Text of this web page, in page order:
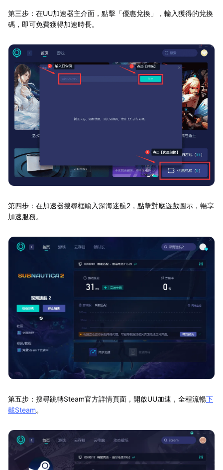
第三步：在UU加速器主介面，點擊「優惠兌換」，輸入獲得的兌換
碼，即可免費獲得加速時長。
第四步：在加速器搜尋框輸入深海迷航2，點擊對應遊戲圖示，暢享
加速服務。
第五步：搜尋跳轉Steam官方詳情頁面，開啟UU加速，全程流暢下
載Steam。